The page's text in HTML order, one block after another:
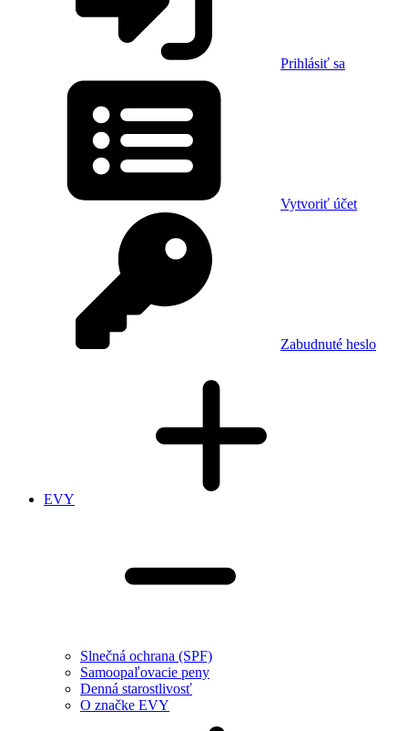
Prihlásiť sa
Vytvoriť účet
Zabudnuté heslo
EVY
Slnečná ochrana (SPF)
Samoopaľovacie peny
Denná starostlivosť
O značke EVY